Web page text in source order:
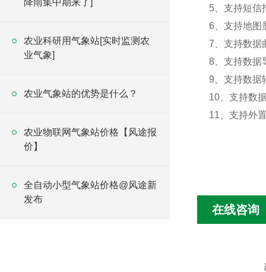
降雨集中期来了]
农业科研用气象站[实时监测农
业气象]
农业气象站的优势是什么？
农业物联网气象站价格【风途报
价】
全自动小型气象站价格@风途新
发布
5、支持短信
6、支持地图
7、支持数据
8、支持数据
9、支持数据
10、支持数
11、支持外
在线咨询